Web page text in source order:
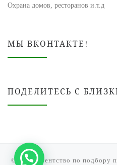
Охрана домов, ресторанов и.т.д
МЫ ВКОНТАКТЕ!
ПОДЕЛИТЕСЬ С
© 2026Агентство по подбору